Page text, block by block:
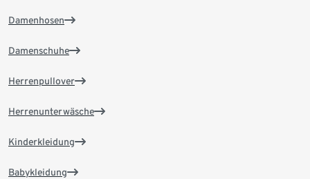
Damenhosen
Damenschuhe
Herrenpullover
Herrenunterwäsche
Kinderkleidung
Babykleidung